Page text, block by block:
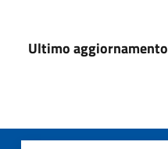
Ultimo aggiornamento